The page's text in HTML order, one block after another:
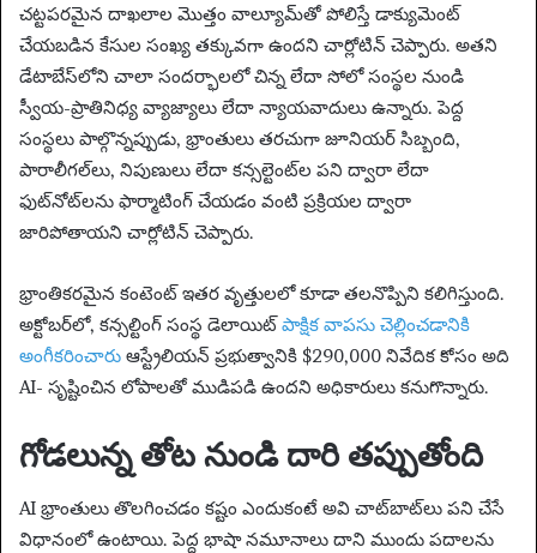
చట్టపరమైన దాఖలాల మొత్తం వాల్యూమ్‌తో పోలిస్తే డాక్యుమెంట్
చేయబడిన కేసుల సంఖ్య తక్కువగా ఉందని చార్లోటిన్ చెప్పారు. అతని
డేటాబేస్‌లోని చాలా సందర్భాలలో చిన్న లేదా సోలో సంస్థల నుండి
స్వీయ-ప్రాతినిధ్య వ్యాజ్యాలు లేదా న్యాయవాదులు ఉన్నారు. పెద్ద
సంస్థలు పాల్గొన్నప్పుడు, భ్రాంతులు తరచుగా జూనియర్ సిబ్బంది,
పారాలీగల్‌లు, నిపుణులు లేదా కన్సల్టెంట్‌ల పని ద్వారా లేదా
ఫుట్‌నోట్‌లను ఫార్మాటింగ్ చేయడం వంటి ప్రక్రియల ద్వారా
జారిపోతాయని చార్లోటిన్ చెప్పారు.
భ్రాంతికరమైన కంటెంట్ ఇతర వృత్తులలో కూడా తలనొప్పిని కలిగిస్తుంది.
అక్టోబర్‌లో, కన్సల్టింగ్ సంస్థ డెలాయిట్పాక్షిక వాపసు చెల్లించడానికి
అంగీకరించారు ఆస్ట్రేలియన్ ప్రభుత్వానికి $290,000 నివేదిక కోసం అది
AI- సృష్టించిన లోపాలతో ముడిపడి ఉందని అధికారులు కనుగొన్నారు.
గోడలున్న తోట నుండి దారి తప్పుతోంది
AI భ్రాంతులు తొలగించడం కష్టం ఎందుకంటే అవి చాట్‌బాట్‌లు పని చేసే
విధానంలో ఉంటాయి. పెద్ద భాషా నమూనాలు దాని ముందు పదాలను